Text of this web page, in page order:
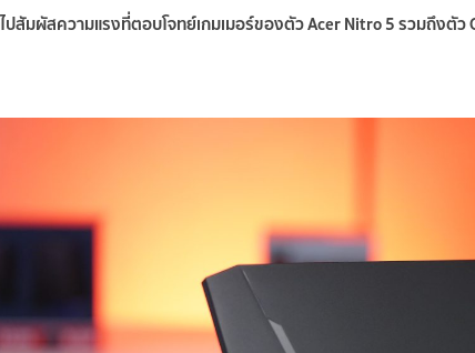
ปสัมผัสความแรงที่ตอบโจทย์เกมเมอร์ของตัว Acer Nitro 5 รวมถึงตัว